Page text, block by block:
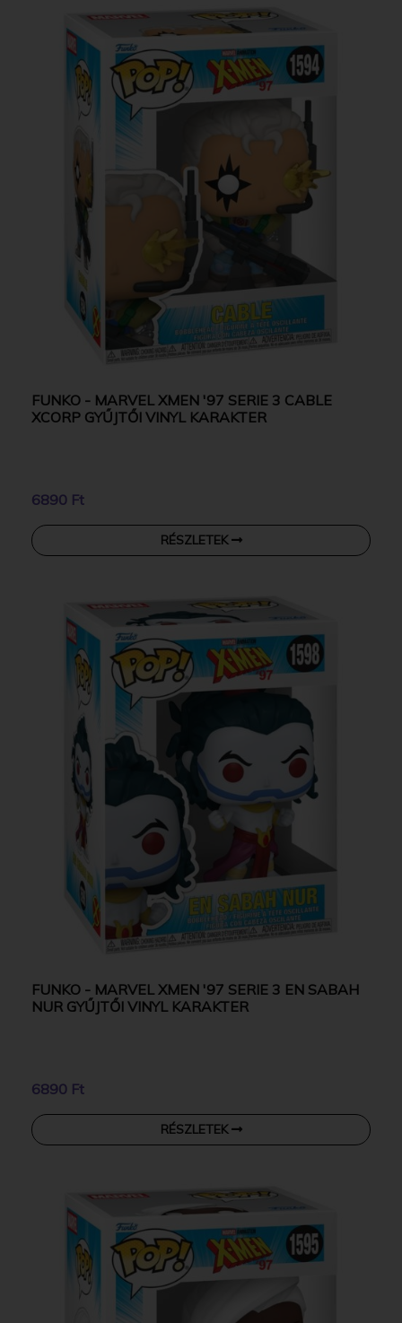
FUNKO - MARVEL XMEN '97 SERIE 3 CABLE
XCORP GYŰJTŐI VINYL KARAKTER
6890 Ft
RÉSZLETEK
FUNKO - MARVEL XMEN '97 SERIE 3 EN SABAH
NUR GYŰJTŐI VINYL KARAKTER
6890 Ft
RÉSZLETEK